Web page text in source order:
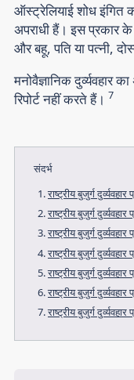
ऑस्ट्रेलियाई शोध इंगित
अपराधी हैं। इस प्रकार
और बहू, पति या पत्नी,
मनोवैज्ञानिक
रिपोर्ट नहीं करते हैं। 7
संदर्भ
राष्ट्रीय बुजुर्ग
राष्ट्रीय बुजुर्ग
राष्ट्रीय बुजुर्ग
राष्ट्रीय बुजुर्ग
राष्ट्रीय बुजुर्ग
राष्ट्रीय बुजुर्ग
राष्ट्रीय बुजुर्ग